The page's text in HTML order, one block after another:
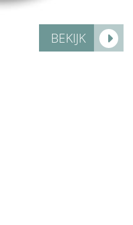
BEKIJK